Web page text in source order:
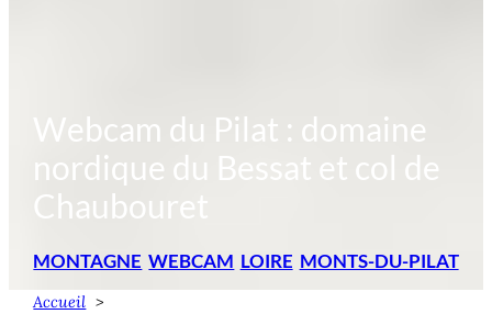
Webcam du Pilat : domaine
nordique du Bessat et col de
Chaubouret
MONTAGNE WEBCAM LOIRE MONTS-DU-PILAT
Accueil